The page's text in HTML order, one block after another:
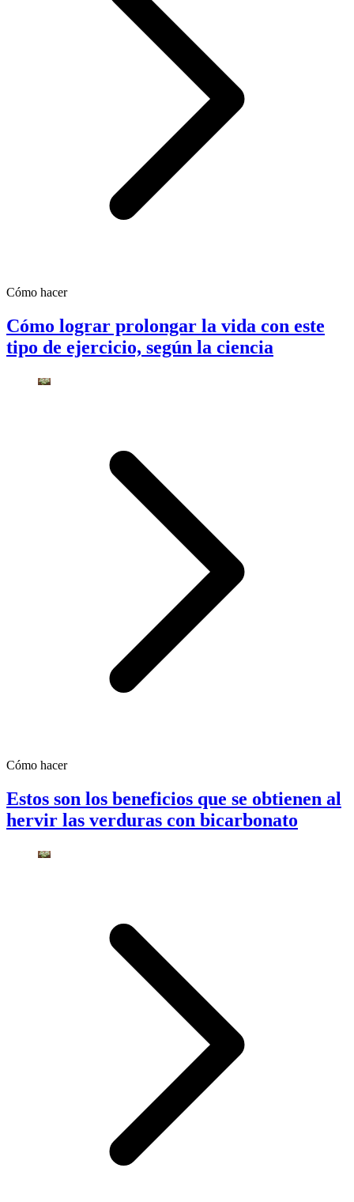
Cómo hacer
Cómo lograr prolongar la vida con este
tipo de ejercicio, según la ciencia
Cómo hacer
Estos son los beneficios que se obtienen al
hervir las verduras con bicarbonato